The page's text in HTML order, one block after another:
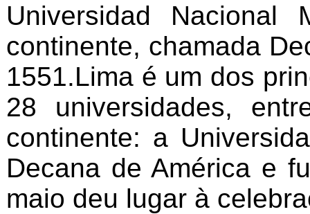
Universidad
continente, chamada
1551.Lima é um dos
28 universidades,
continente: a
Decana de América e
maio deu lugar à